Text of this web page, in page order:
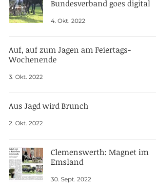
Bundesverband goes digital
4. Okt. 2022
Auf, auf zum Jagen am Feiertags-
Wochenende
3. Okt. 2022
Aus Jagd wird Brunch
2. Okt. 2022
Clemenswerth: Magnet im
Emsland
30. Sept. 2022